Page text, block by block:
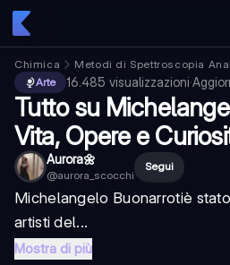
Chimica Metodi di Spettroscopia
Arte
16.485 visualizzazioni·
Tutto su
Vita, Opere e
Aurora🌼
@aurora_scocchi
Segui
Michelangelo Buonarrotiè
artisti del...
Mostra di più